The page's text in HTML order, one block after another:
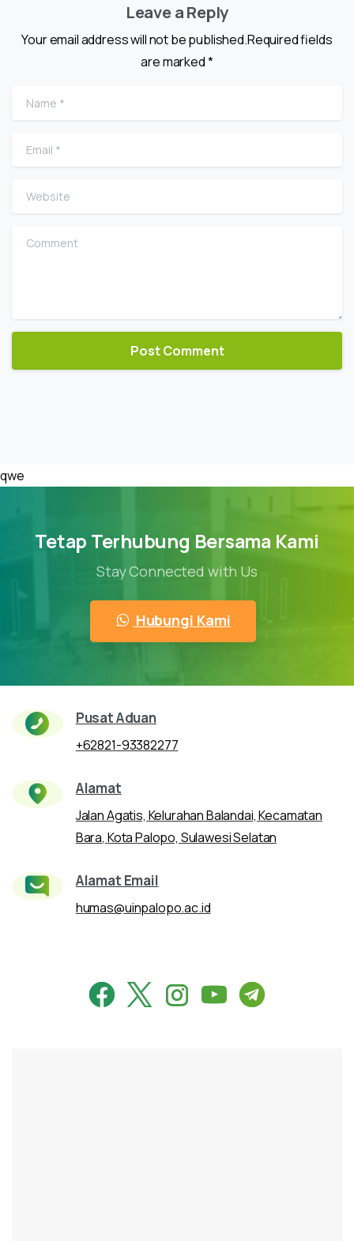
Leave a Reply
Your email address will not be published.Required fields
are marked *
Name
Email
Website
Comment
qwe
Tetap Terhubung Bersama Kami
Stay Connected with Us
Hubungi Kami
Pusat Aduan
+62821-93382277
Alamat
Jalan Agatis, Kelurahan Balandai, Kecamatan
Bara, Kota Palopo, Sulawesi Selatan
Alamat Email
humas@uinpalopo.ac.id